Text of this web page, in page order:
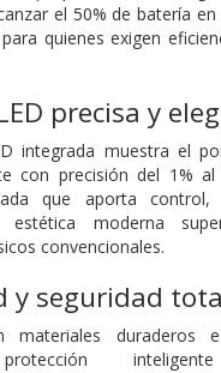
el 50% de batería
quienes exigen
precisa y
integrada muestra el
con precisión del 1% al
que aporta control,
moderna
convencionales.
y seguridad
materiales duraderos